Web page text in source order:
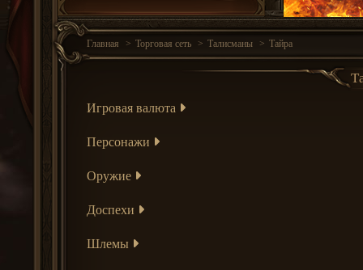
Главная Торговая сеть Талисманы Тайра
Игровая валюта
Персонажи
Оружие
Доспехи
Шлемы